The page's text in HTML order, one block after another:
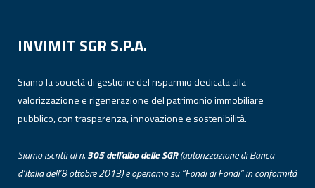
INVIMIT SGR S.P.A.
Siamo la società di gestione del risparmio dedicata alla
valorizzazione e rigenerazione del patrimonio immobiliare
pubblico, con trasparenza, innovazione e sostenibilità.
Siamo iscritti al n.305 dell’albodelleSGR(autorizzazione di Banca
d’Italia dell’8 ottobre 2013) e operiamo su “Fondi di Fondi” in conformità